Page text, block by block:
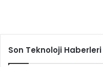
Son Teknoloji Haberleri